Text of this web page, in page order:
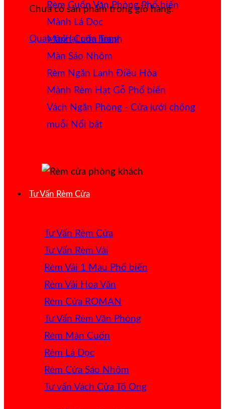
Chưa có sản phẩm trong giỏ hàng.
Quay trở lại cửa hàng
Rèm Cuốn Văn Phòng
Mành Lá Dọc
Mành Cuốn Tranh
Màn Sáo Nhôm
Rèm Ngăn Lạnh Điều Hòa
Mành Rèm Hạt Gỗ
Vách Ngăn Phòng - Cửa lưới chống
muỗi
Tư Vấn Rèm Cửa
Tư Vấn Rèm Cửa
Tư Vấn Rèm Vải
Rèm Vải 1 Màu
Rèm Vải Hoa Văn
Rèm Cửa ROMAN
Tư Vấn Rèm Văn Phòng
Rèm Màn Cuốn
Rèm Lá Dọc
Rèm Cửa Sáo Nhôm
Tư vấn Vách Cửa Tổ Ong